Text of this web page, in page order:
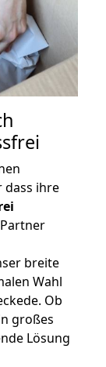
dass ihre
breite
Wahl
Ob
großes
Lösung